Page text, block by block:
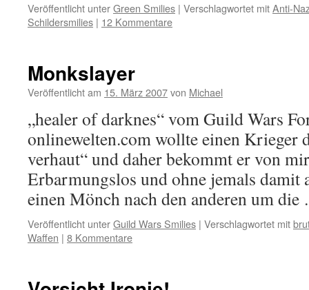
Veröffentlicht unterGreen Smilies | Verschlagwortet mitAnti-
Schildersmilies | 12 Kommentare
Monkslayer
Veröffentlicht am 15. März 2007von Michael
„healer of darknes“ vom Guild Wars
onlinewelten.com wollte einen Krieger
verhaut“ und daher bekommt er von
Erbarmungslos und ohne jemals
einen Mönch nach den anderen um
Veröffentlicht unterGuild Wars Smilies | Verschlagwortet mit
Waffen | 8 Kommentare